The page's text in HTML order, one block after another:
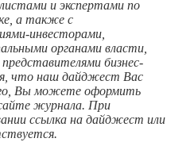
и экспертами по
а также с
инвесторами,
органами власти,
бизнес-
что наш дайджест Вас
Вы можете оформить
журнала. При
ссылка на дайджест или